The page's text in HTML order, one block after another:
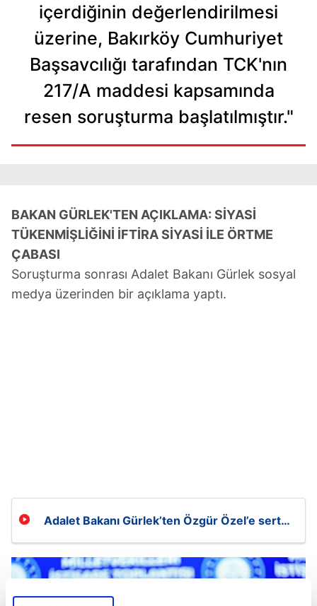
içerdiğinin değerlendirilmesi
üzerine, Bakırköy Cumhuriyet
Başsavcılığı tarafından TCK'nın
217/A maddesi kapsamında
resen soruşturma başlatılmıştır."
BAKAN GÜRLEK'TEN AÇIKLAMA: SİYASİ
TÜKENMİŞLİĞİNİ İFTİRA SİYASİ İLE ÖRTME
ÇABASI
Soruşturma sonrası Adalet Bakanı Gürlek sosyal
medya üzerinden bir açıklama yaptı.
Adalet Bakanı Gürlek’ten Özgür Özel’e sert